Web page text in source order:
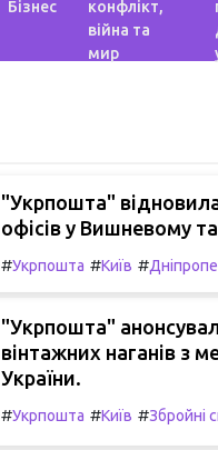
Бізнес
конфлікт,
війна та
мир
"Укрпошта"
офісів у Вишневому
#Укрпошта #Київ #
"Укрпошта"
вінтажних наганів з
України.
#Укрпошта #Київ #Збройні